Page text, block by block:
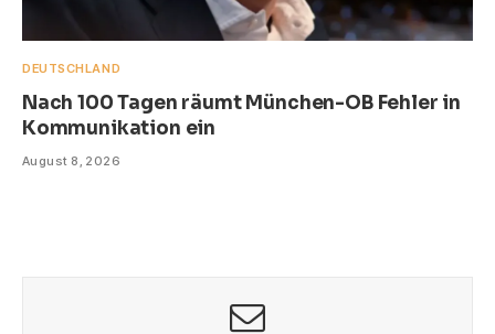
DEUTSCHLAND
Nach 100 Tagen räumt München-OB Fehler in
Kommunikation ein
August 8, 2026